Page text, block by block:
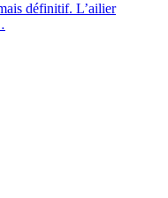
définitif. L’ailier